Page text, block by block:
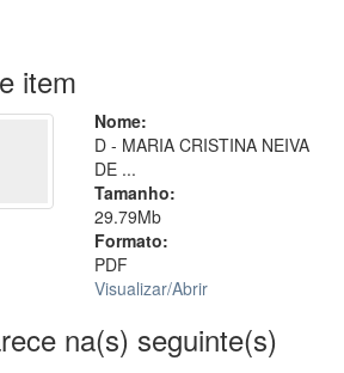
item
Nome:
D - MARIA CRISTINA NEIVA
DE ...
Tamanho:
29.79Mb
Formato:
PDF
Visualizar/Abrir
na(s) seguinte(s)